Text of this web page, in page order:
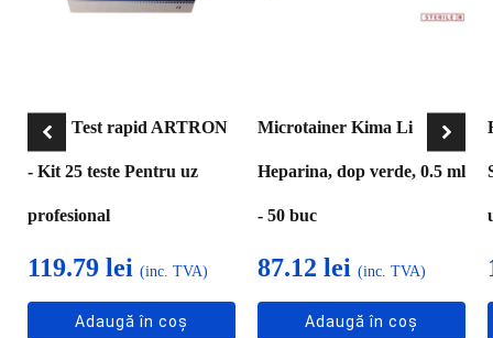
HCV Test rapid ARTRON
- Kit 25 teste Pentru uz
profesional
119.79 lei (inc. TVA)
Adaugă în coș
Microtainer Kima Li
Heparina, dop verde, 0.5 ml
- 50 buc
87.12 lei (inc. TVA)
Adaugă în coș